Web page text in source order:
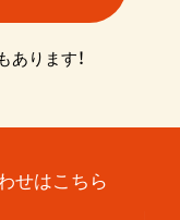
ります！
せはこちら